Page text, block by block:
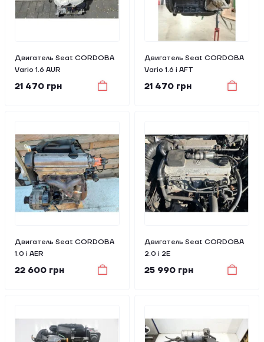
Двигатель Seat CORDOBA
Vario 1.6 AUR
21 470 грн
Двигатель Seat CORDOBA
Vario 1.6 i AFT
21 470 грн
Двигатель Seat CORDOBA
1.0 i AER
22 600 грн
Двигатель Seat CORDOBA
2.0 i 2E
25 990 грн